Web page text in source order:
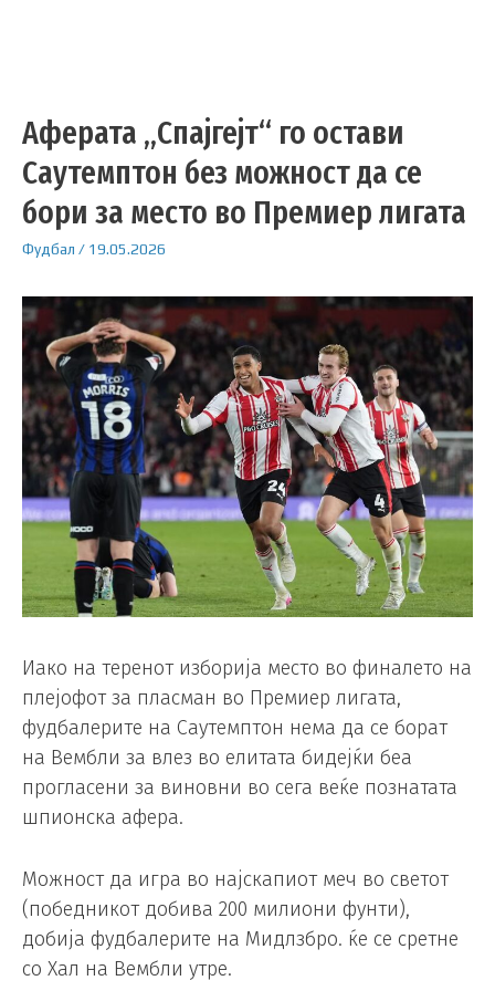
Аферата „Спајгејт“ го остави
Саутемптон без можност да се
бори за место во Премиер лигата
Фудбал / 19.05.2026
Иако на теренот изборија место во финалето на
плејофот за пласман во Премиер лигата,
фудбалерите на Саутемптон нема да се борат
на Вембли за влез во елитата бидејќи беа
прогласени за виновни во сега веќе познатата
шпионска афера.
Можност да игра во најскапиот меч во светот
(победникот добива 200 милиони фунти),
добија фудбалерите на Мидлзбро. ќе се сретне
со Хал на Вембли утре.